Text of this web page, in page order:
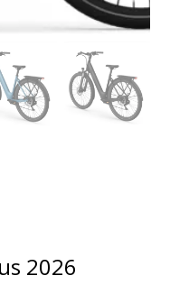
2026